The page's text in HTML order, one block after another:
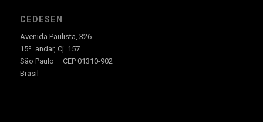
CEDESEN
Avenida Paulista, 326
15º. andar, Cj. 157
São Paulo – CEP 01310-902
Brasil